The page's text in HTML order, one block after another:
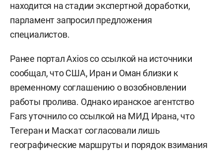
находится на стадии экспертной доработки,
парламент запросил предложения
специалистов.
Ранее портал Axios со ссылкой на источники
сообщал, что США, Иран и Оман близки к
временному соглашению о возобновлении
работы пролива. Однако иранское агентство
Fars уточнило со ссылкой на МИД Ирана, что
Тегеран и Маскат согласовали лишь
географические маршруты и порядок взимания